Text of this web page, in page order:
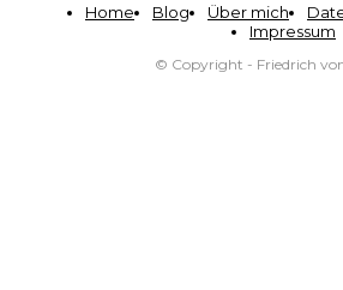
Home Blog Über mich
Impressum
© Copyright - Friedrich